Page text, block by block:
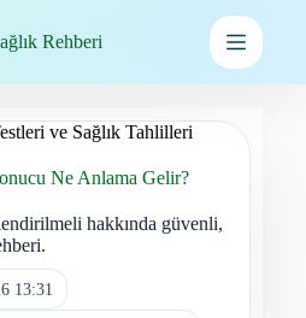
Rehberi
ve Sağlık Tahlilleri
Ne Anlama Gelir?
hakkında güvenli,
13:31